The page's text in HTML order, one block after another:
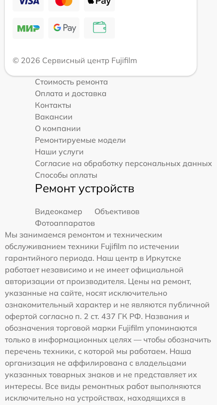
© 2026 Сервисный центр Fujifilm
Стоимость ремонта
Оплата и доставка
Контакты
Вакансии
О компании
Ремонтируемые модели
Наши услуги
Согласие на обработку персональных данных
Способы оплаты
Ремонт устройств
Видеокамер
Объективов
Фотоаппаратов
Мы занимаемся ремонтом и техническим
обслуживанием техники Fujifilm по истечении
гарантийного периода. Наш центр в Иркутске
работает независимо и не имеет официальной
авторизации от производителя. Цены на ремонт,
указанные на сайте, носят исключительно
ознакомительный характер и не являются публичной
офертой согласно п. 2 ст. 437 ГК РФ. Названия и
обозначения торговой марки Fujifilm упоминаются
только в информационных целях — чтобы обозначить
перечень техники, с которой мы работаем. Наша
организация не аффилирована с владельцами
указанных товарных знаков и не представляет их
интересы. Все виды ремонтных работ выполняются
исключительно на устройствах, находящихся в